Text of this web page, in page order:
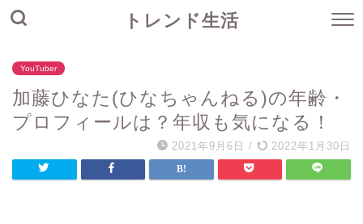
トレンド生活
YouTuber
加藤ひなた(ひなちゃんねる)の年齢・
プロフィールは？年収も気になる！
2021年9月6日 / 2022年1月30日